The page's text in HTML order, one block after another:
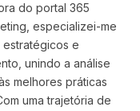
do portal 365
especializei-me
e
unindo a análise
melhores práticas
uma trajetória de